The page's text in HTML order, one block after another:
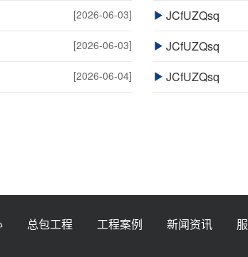
[2026-06-03] JCfUZQsq
[2026-06-03] JCfUZQsq
[2026-06-04] JCfUZQsq
总包工程 工程案例 新闻资讯